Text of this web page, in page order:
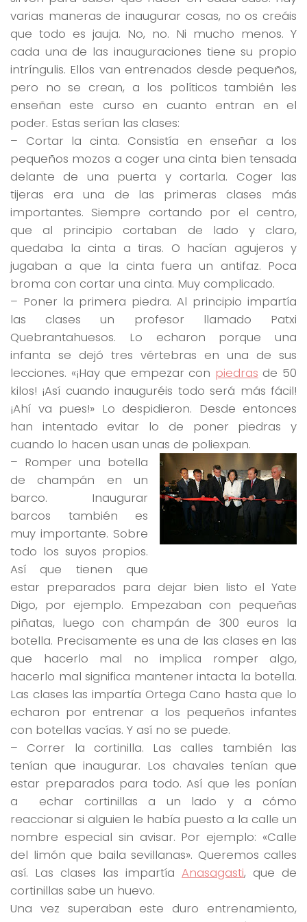
varias maneras de inaugurar cosas, no os creáis
que todo es jauja. No, no. Ni mucho menos. Y
cada una de las inauguraciones tienesu propio
intríngulis. Ellos van entrenados desde pequeños,
pero no se crean, a los políticos también les
enseñan este curso en cuanto entran en el
poder. Estas serían las clases:
– Cortar la cinta. Consistía en enseñar a los
pequeños mozos a coger una cinta bien tensada
delante de una puerta y cortarla. Coger las
tijeras era una de las primeras clases más
importantes. Siempre cortando por el centro,
que al principio cortaban de lado y claro,
quedaba la cinta a tiras. O hacían agujeros y
jugaban a que la cinta fuera un antifaz. Poca
broma con cortar una cinta. Muy complicado.
– Poner la primera piedra. Al principio impartía
las clases un profesor llamado Patxi
Quebrantahuesos. Lo echaron porque una
infanta se dejó tres vértebras en una de sus
lecciones. «¡Hay que empezar con piedras de 50
kilos! ¡Así cuando inauguréis todo será más fácil!
¡Ahí va pues!» Lo despidieron. Desde entonces
han intentado evitar lo de poner piedras y
cuando lo hacen usan unas de poliexpan.
– Romper una botella
de champán en un
barco. Inaugurar
barcos también es
muy importante. Sobre
todo los suyos propios.
Así que tienen que
estar preparados para dejar bien listo el Yate
Digo, por ejemplo. Empezaban con pequeñas
piñatas, luego con champán de 300 euros la
botella. Precisamente es una de las clases en las
que hacerlo mal no implica romper algo,
hacerlo mal significa mantener intacta la botella.
Las clases las impartía Ortega Cano hasta que lo
echaron por entrenar a los pequeños infantes
con botellas vacías. Y así no se puede.
–Correr la cortinilla. Las calles también las
tenían que inaugurar. Los chavales tenían que
estar preparados para todo. Así que les ponían
a echar cortinillas a un lado y a cómo
reaccionar si alguien le había puesto a la calle un
nombre especial sin avisar. Por ejemplo: «Calle
del limón que baila sevillanas». Queremos calles
así. Las clases las impartía Anasagasti, que de
cortinillas sabe un huevo.
Una vez superaban este duro entrenamiento,